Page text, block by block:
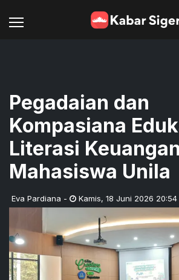
Pegadaian dan
Kompasiana
Literasi Keuangan
Mahasiswa Unila
Eva Pardiana - Kamis, 18 Juni 2026 20:54